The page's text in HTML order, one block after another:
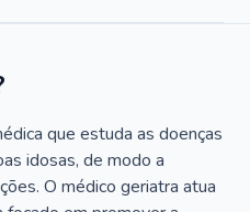
que estuda as doenças
idosas, de modo a
O médico geriatra atua